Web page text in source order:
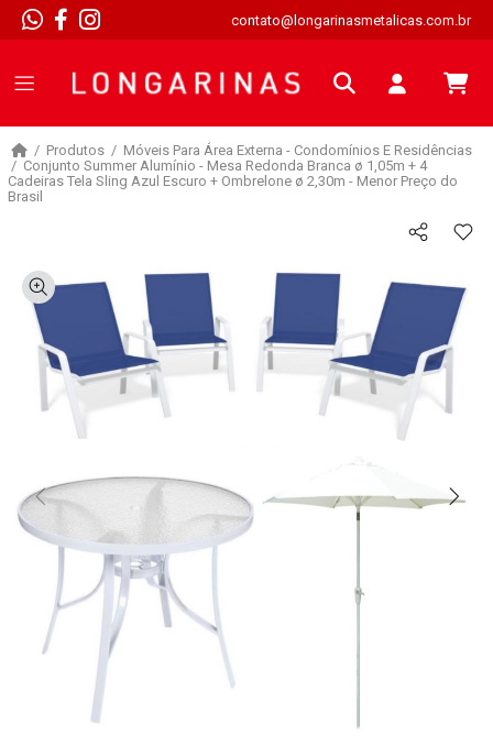
contato@longarinasmetalicas.com.br
Produtos
Móveis Para Área Externa - Condomínios E Residências
Conjunto Summer Alumínio - Mesa Redonda Branca ø 1,05m + 4
Cadeiras Tela Sling Azul Escuro + Ombrelone ø 2,30m - Menor Preço do
Brasil